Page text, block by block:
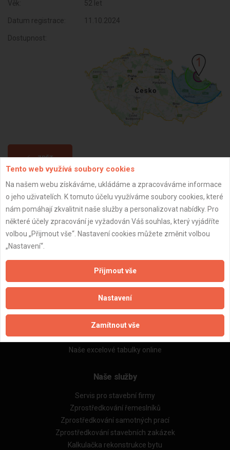
Věk: 52 let
Datum registrace: 11.10.2024
Dostupnost:
ZPĚT
Aktualizováno z portálu ARES dne 11.01.2025 14:53:00
Naše firmy a řemeslníci
Zpracování a ochrana osobních údajů
Zásady pro používání souborů cookie
Obchodní podmínky (zprostředkování)
Obchodní podmínky (rozpočtování)
Reference
Naše excelové tabulky online
Naše služby
Servis pro stavební firmy
Zprostředkování řemeslníků
Zprostředkování samotných prací
Zprostředkování stavebních zakázek
Kalkulačka rekonstrukce bytu
Tento web využívá soubory cookies
Na našem webu získáváme, ukládáme a zpracováváme informace
o jeho uživatelích. K tomuto účelu využíváme soubory cookies, které
nám pomáhají zkvalitnit naše služby a personalizovat nabídky. Pro
některé účely zpracování je vyžadován Váš souhlas, který vyjádříte
volbou „Přijmout vše“. Nastavení cookies můžete změnit volbou
„Nastavení“.
Přijmout vše
Nastavení
Zamítnout vše